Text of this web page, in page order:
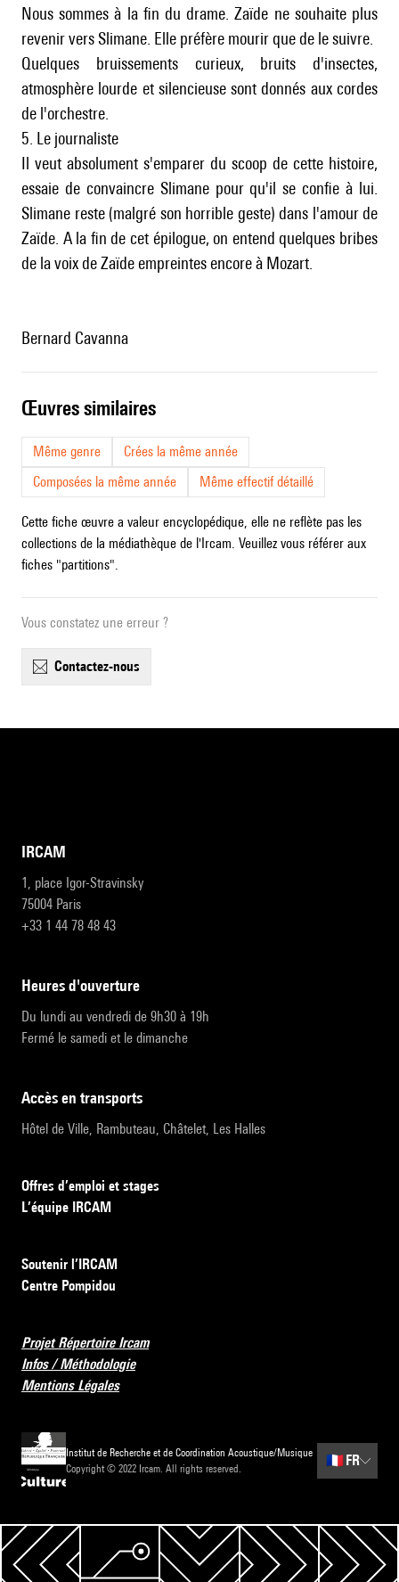
Nous sommes à la fin du drame. Zaïde ne souhaite plus
revenir vers Slimane. Elle préfère mourir que de le suivre.
Quelques bruissements curieux, bruits d'insectes,
atmosphère lourde et silencieuse sont donnés aux cordes
de l'orchestre.
5. Le journaliste
Il veut absolument s'emparer du scoop de cette histoire,
essaie de convaincre Slimane pour qu'il se confie à lui.
Slimane reste (malgré son horrible geste) dans l'amour de
Zaïde. A la fin de cet épilogue, on entend quelques bribes
de la voix de Zaïde empreintes encore à Mozart.
Bernard Cavanna
œuvres similaires
Même genre
Crées la même année
Composées la même année
Même effectif détaillé
Cette fiche œuvre a valeur encyclopédique, elle ne reflète pas les
collections de la médiathèque de l'Ircam. Veuillez vous référer aux
fiches "partitions".
Vous constatez une erreur ?
contactez-nous
IRCAM
1, place Igor-Stravinsky
75004 Paris
+33 1 44 78 48 43
heures d'ouverture
Du lundi au vendredi de 9h30 à 19h
Fermé le samedi et le dimanche
accès en transports
Hôtel de Ville, Rambuteau, Châtelet, Les Halles
Offres d’emploi et stages
L’équipe IRCAM
Soutenir l’IRCAM
Centre Pompidou
Projet Répertoire Ircam
Infos / Méthodologie
Mentions Légales
Institut de Recherche et de Coordination Acoustique/Musique
Copyright © 2022 Ircam. All rights reserved.
🇫🇷 FR